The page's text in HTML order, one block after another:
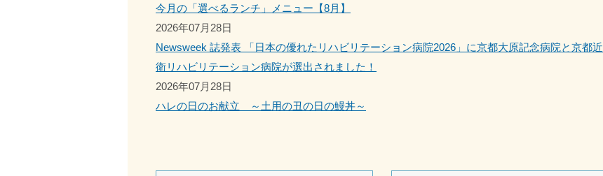
今月の「選べるランチ」メニュー【8月】
2026年07月28日
Newsweek 誌発表 「日本の優れたリハビリテーション病院2026」に京都大原記念病院と京都近
衛リハビリテーション病院が選出されました！
2026年07月28日
ハレの日のお献立 ～土用の丑の日の鰻丼～